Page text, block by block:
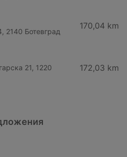
2140 Ботевград
170,04 km
21, 1220
172,03 km